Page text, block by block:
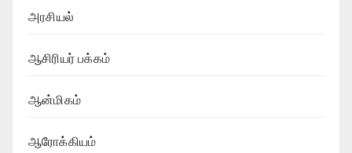
அரசியல்
ஆசிரியர் பக்கம்
ஆன்மிகம்
ஆரோக்கியம்